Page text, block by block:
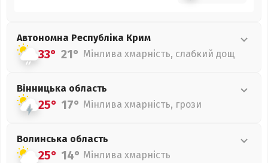
Автономна Республіка Крим
33° 21° Мінлива хмарність, слабкий дощ
Вінницька область
25° 17° Мінлива хмарність, грози
Волинська область
25° 14° Мінлива хмарність